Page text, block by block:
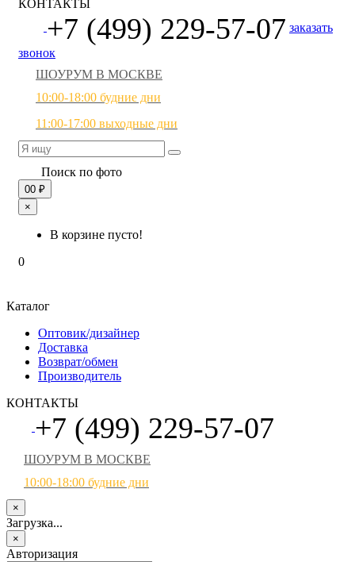
КОНТАКТЫ
+7 (499) 229-57-07 заказать
звонок
ШОУРУМ В МОСКВЕ
10:00-18:00 будние дни
11:00-17:00 выходные дни
Поиск по фото
00 ₽
×
В корзине пусто!
0
Каталог
Оптовик/дизайнер
Доставка
Возврат/обмен
Производитель
КОНТАКТЫ
+7 (499) 229-57-07
ШОУРУМ В МОСКВЕ
10:00-18:00 будние дни
×
Загрузка...
×
Авторизация